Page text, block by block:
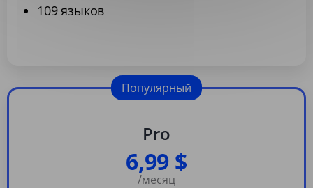
109 языков
Pro
6,99 $
/месяц
Популярный